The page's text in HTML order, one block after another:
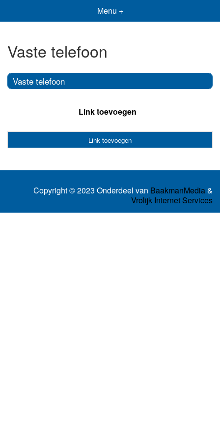
Menu +
Vaste telefoon
Vaste telefoon
Link toevoegen
Link toevoegen
Copyright © 2023 Onderdeel van BaakmanMedia&
Vrolijk Internet Services